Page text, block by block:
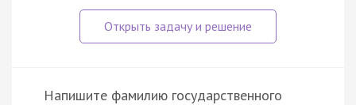
Напишите фамилию государственного